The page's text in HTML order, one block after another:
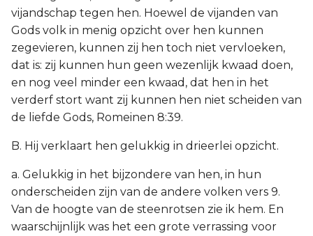
vijandschap tegen hen. Hoewel de vijanden van
Gods volk in menig opzicht over hen kunnen
zegevieren, kunnen zij hen toch niet vervloeken,
dat is: zij kunnen hun geen wezenlijk kwaad doen,
en nog veel minder een kwaad, dat hen in het
verderf stort want zij kunnen hen niet scheiden van
de liefde Gods, Romeinen 8:39.
B. Hij verklaart hen gelukkig in drieerlei opzicht.
a. Gelukkig in het bijzondere van hen, in hun
onderscheiden zijn van de andere volken vers 9.
Van de hoogte van de steenrotsen zie ik hem. En
waarschijnlijk was het een grote verrassing voor